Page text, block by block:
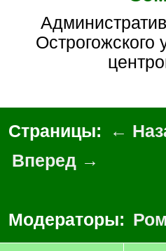
Административно-территориальная единица
Острогожского
Страницы: ←
Вперед →
Модераторы: